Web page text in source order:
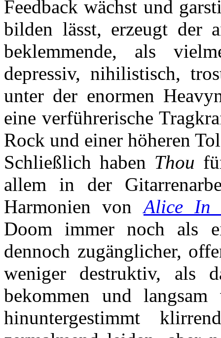
Feedback wächst und
bilden lässt, erzeugt der
beklemmende, als
depressiv, nihilistisch,
unter der enormen
eine verführerische
Rock und einer höheren
Schließlich haben Thou
allem in der
Harmonien vonAlice In
Doom immer noch als
dennoch zugänglicher,
weniger destruktiv, als
bekommen und
hinuntergestimmt